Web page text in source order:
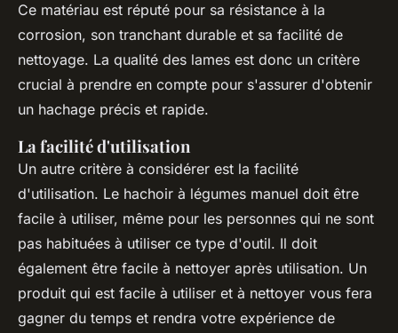
Ce matériau est réputé pour sa résistance à la
corrosion, son tranchant durable et sa facilité de
nettoyage. La qualité des lames est donc un critère
crucial à prendre en compte pour s'assurer d'obtenir
un hachage précis et rapide.
La facilité d'utilisation
Un autre critère à considérer est la facilité
d'utilisation. Le hachoir à légumes manuel doit être
facile à utiliser, même pour les personnes qui ne sont
pas habituées à utiliser ce type d'outil. Il doit
également être facile à nettoyer après utilisation. Un
produit qui est facile à utiliser et à nettoyer vous fera
gagner du temps et rendra votre expérience de